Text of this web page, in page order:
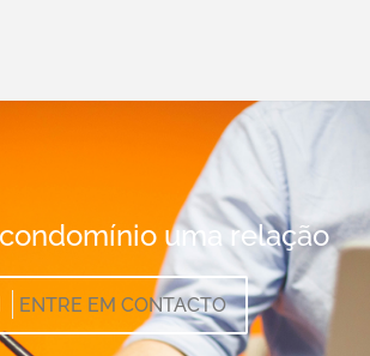
uma relação
ENTRE EM CONTACTO